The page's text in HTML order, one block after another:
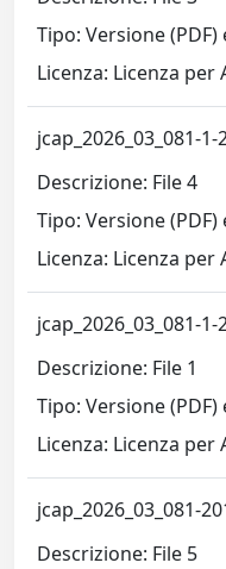
Tipo: Versione
Licenza: Licenza per
jcap_2026_03_081-
Descrizione: File 4
Tipo: Versione
Licenza: Licenza per
jcap_2026_03_081-
Descrizione: File 1
Tipo: Versione
Licenza: Licenza per
jcap_2026_03_081-
Descrizione: File 5